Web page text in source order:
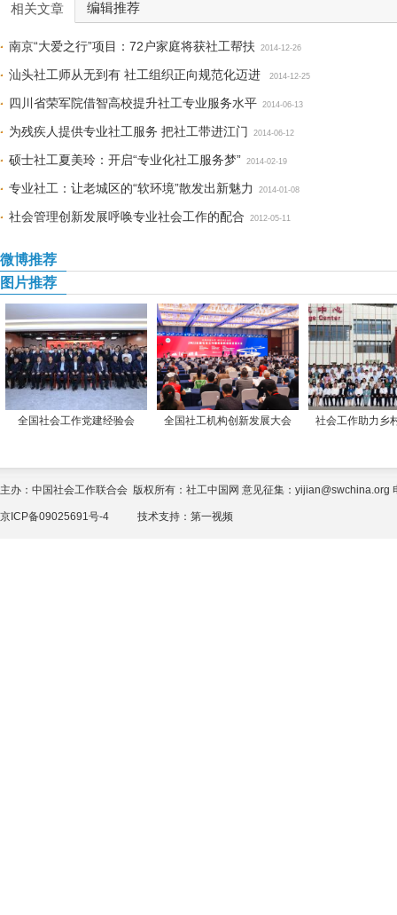
相关文章 编辑推荐
南京“大爱之行”项目：72户家庭将获社工帮扶 2014-12-26
汕头社工师从无到有 社工组织正向规范化迈进 2014-12-25
四川省荣军院借智高校提升社工专业服务水平 2014-06-13
为残疾人提供专业社工服务 把社工带进江门 2014-06-12
硕士社工夏美玲：开启“专业化社工服务梦” 2014-02-19
专业社工：让老城区的“软环境”散发出新魅力 2014-01-08
社会管理创新发展呼唤专业社会工作的配合 2012-05-11
微博推荐
图片推荐
全国社会工作党建经验会 全国社工机构创新发展大会 社会工作助力乡
主办：中国社会工作联合会 版权所有：社工中国网 意见征集：yijian@swchina.org
京ICP备09025691号-4 技术支持： 第一视频